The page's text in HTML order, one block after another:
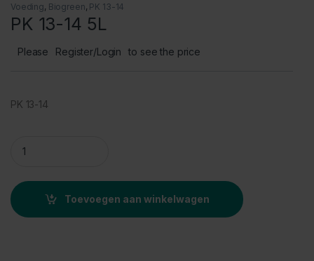
Voeding, Biogreen, PK 13-14
PK 13-14 5L
Please Register/Login to see the price
PK 13-14
Toevoegen aan winkelwagen